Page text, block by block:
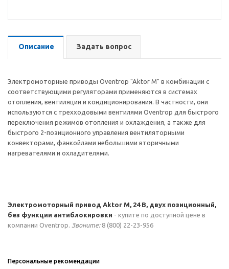
Описание Задать вопрос
Электромоторные приводы Oventrop "Aktor M" в комбинации с
соответствующими регуляторами применяются в системах
отопления, вентиляции и кондиционирования. В частности, они
используются с трехходовыми вентилями Oventrop для быстрого
переключения режимов отопления и охлаждения, а также для
быстрого 2-позиционного управления вентиляторными
конвекторами, фанкойлами небольшими вторичными
нагревателями и охладителями.
Электромоторный привод Aktor M, 24 B, двух позиционный,
без функции антиблокировки - купите по доступной цене в
компании Oventrop. Звоните:8 (800) 22-23-956
Персональные рекомендации